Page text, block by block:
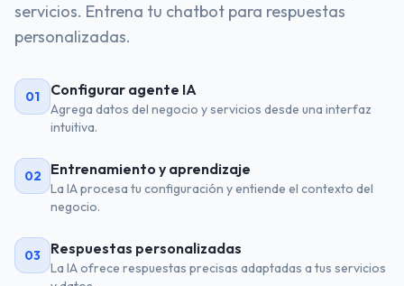
servicios. Entrena tu chatbot para respuestas
personalizadas.
01 Configurar agente IA
Agrega datos del negocio y servicios desde una interfaz
intuitiva.
02 Entrenamiento y aprendizaje
La IA procesa tu configuración y entiende el contexto del
negocio.
03 Respuestas personalizadas
La IA ofrece respuestas precisas adaptadas a tus servicios